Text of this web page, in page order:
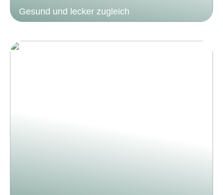
Gesund und lecker zugleich